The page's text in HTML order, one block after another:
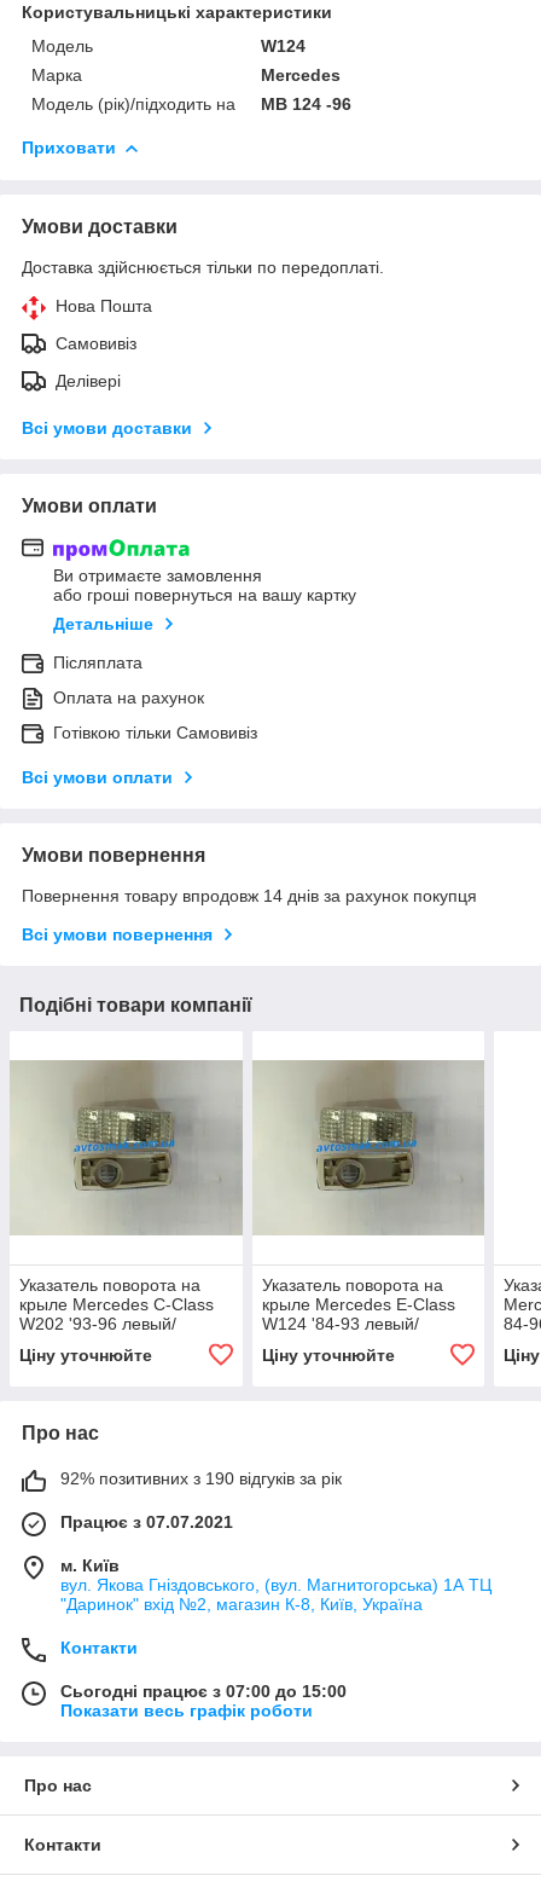
Користувальницькі характеристики
Мoдель
W124
Марка
Mercedes
Модель (рік)/підходить на
MB 124 -96
Приховати
Умови доставки
Доставка здійснюється тільки по передоплаті.
Нова Пошта
Самовивіз
Делівері
Всі умови доставки
Умови оплати
Ви отримаєте замовлення
або гроші повернуться на вашу картку
Детальніше
Післяплата
Оплата на рахунок
Готівкою тільки Самовивіз
Всі умови оплати
Умови повернення
Повернення товару впродовж 14 днів за рахунок покупця
Всі умови повернення
Подібні товари компанії
Указатель поворота на
крыле Mercedes C-Class
W202 '93-96 левый/
Ціну уточнюйте
Указатель поворота на
крыле Mercedes E-Class
W124 '84-93 левый/
Ціну уточнюйте
84-
Про нас
92% позитивних з 190 відгуків за рік
Працює з 07.07.2021
м. Київ
вул. Якова Гніздовського, (вул. Магнитогорська) 1А ТЦ
"Даринок" вхід №2, магазин К-8, Київ, Україна
Контакти
Сьогодні працює з 07:00 до 15:00
Показати весь графік роботи
Про нас
Контакти